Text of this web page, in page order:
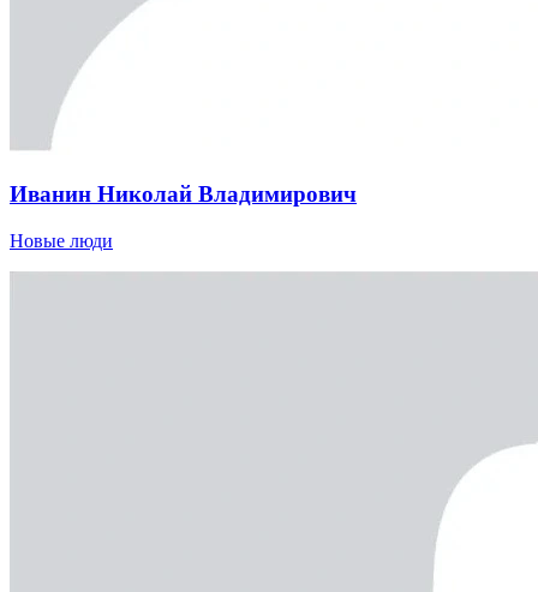
Иванин Николай Владимирович
Новые люди